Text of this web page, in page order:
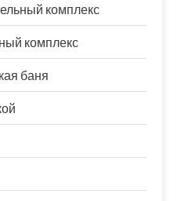
комплекс
комплекс
баня